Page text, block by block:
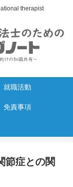
therapist
就職活動
免責事項
節症との関